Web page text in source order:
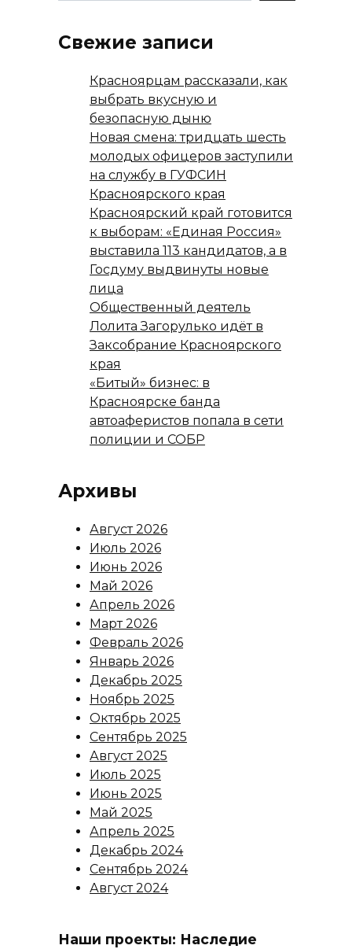
Свежие записи
Красноярцам рассказали, как
выбрать вкусную и
безопасную дыню
Новая смена: тридцать шесть
молодых офицеров заступили
на службу в ГУФСИН
Красноярского края
Красноярский край готовится
к выборам: «Единая Россия»
выставила 113 кандидатов, а в
Госдуму выдвинуты новые
лица
Общественный деятель
Лолита Загорулько идёт в
Заксобрание Красноярского
края
«Битый» бизнес: в
Красноярске банда
автоаферистов попала в сети
полиции и СОБР
Архивы
Август 2026
Июль 2026
Июнь 2026
Май 2026
Апрель 2026
Март 2026
Февраль 2026
Январь 2026
Декабрь 2025
Ноябрь 2025
Октябрь 2025
Сентябрь 2025
Август 2025
Июль 2025
Июнь 2025
Май 2025
Апрель 2025
Декабрь 2024
Сентябрь 2024
Август 2024
Наши проекты: Наследие